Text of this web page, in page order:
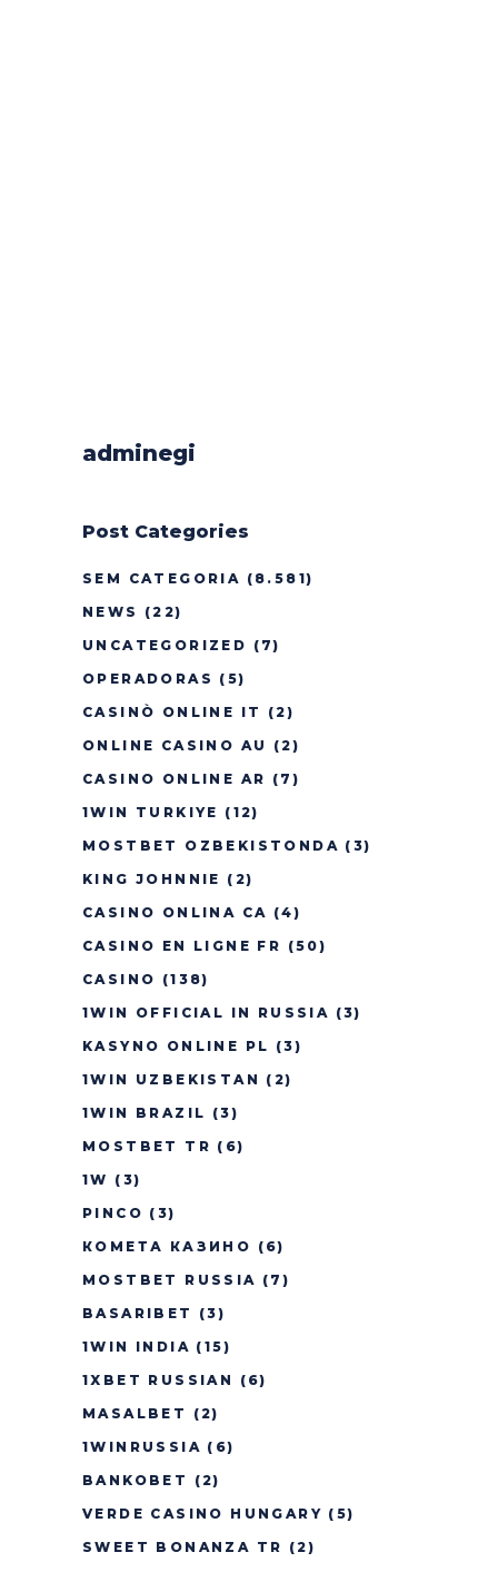
adminegi
Post Categories
SEM CATEGORIA (8.581)
NEWS
(22)
UNCATEGORIZED (7)
OPERADORAS (5)
CASINÒ ONLINE IT
(2)
ONLINE CASINO AU
(2)
CASINO ONLINE AR (7)
1WIN TURKIYE (12)
MOSTBET OZBEKISTONDA (3)
KING JOHNNIE (2)
CASINO ONLINA CA (4)
CASINO EN LIGNE FR (50)
CASINO (138)
1WIN OFFICIAL IN RUSSIA (3)
KASYNO ONLINE PL (3)
1WIN UZBEKISTAN (2)
1WIN BRAZIL (3)
MOSTBET TR (6)
1W (3)
PINCO (3)
КОМЕТА КАЗИНО (6)
MOSTBET RUSSIA (7)
BASARIBET
(3)
1WIN INDIA (15)
1XBET RUSSIAN
(6)
MASALBET
(2)
1WINRUSSIA (6)
BANKOBET
(2)
VERDE CASINO HUNGARY (5)
SWEET BONANZA TR (2)